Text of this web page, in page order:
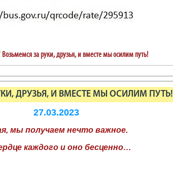
Возьмемся за руки, друзья, и вместе мы осилим путь!
ДРУЗЬЯ, И ВМЕСТЕ МЫ ОСИЛИМ ПУТЬ!
27.03.2023
мы получаем нечто важное.
каждого и оно бесценно…